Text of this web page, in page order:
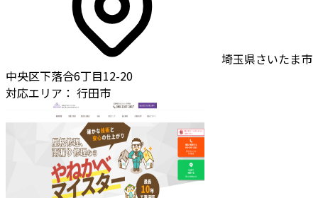
埼玉県さいたま市
中央区下落合6丁目12-20
対応エリア： 行田市